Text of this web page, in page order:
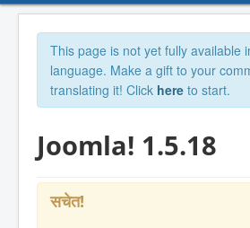
This page is not yet fully available
language. Make a gift to your
translating it! Click here to start.
Joomla! 1.5.18
सचेत!